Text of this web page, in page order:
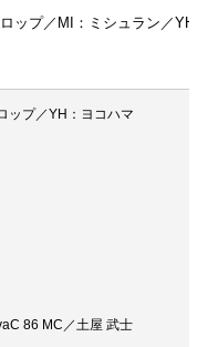
ップ／MI：ミシュラン／YH
ップ／YH：ヨコハマ
86 MC／土屋 武士